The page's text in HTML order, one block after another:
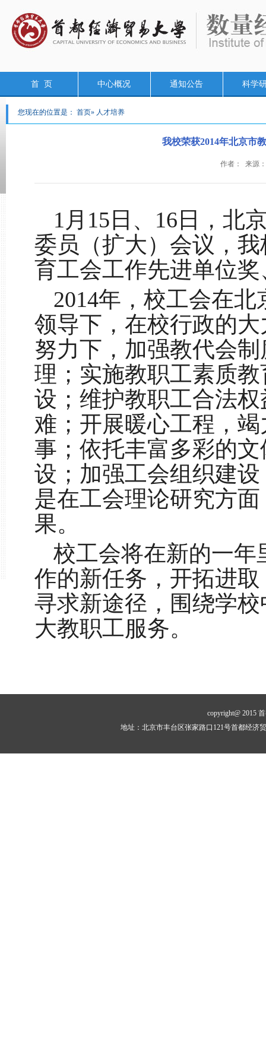
首 页 中心概况 通知公告 科学
您现在的位置是： 首页» 人才培养
我校荣获2014年北京市
作者： 来源
1 月 15 日、 16 日，北
委员（扩大）会议，我
育工会工作先进单位
2014年，校工会在北
领导下，在校行政的
努力下，加强教代会
理；实施教职工素质
设；维护教职工合法
难；开展暖心工程，
事；依托丰富多彩的
设；加强工会组织建
是在工会理论研究方
果。
校工会将在新的一年
作的新任务，开拓进
寻求新途径，围绕学
大教职工服务。
copyright@ 2015
地址：北京市丰台区张家路口121号首都经济